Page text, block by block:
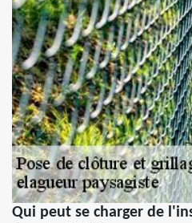
Qui peut se charger de